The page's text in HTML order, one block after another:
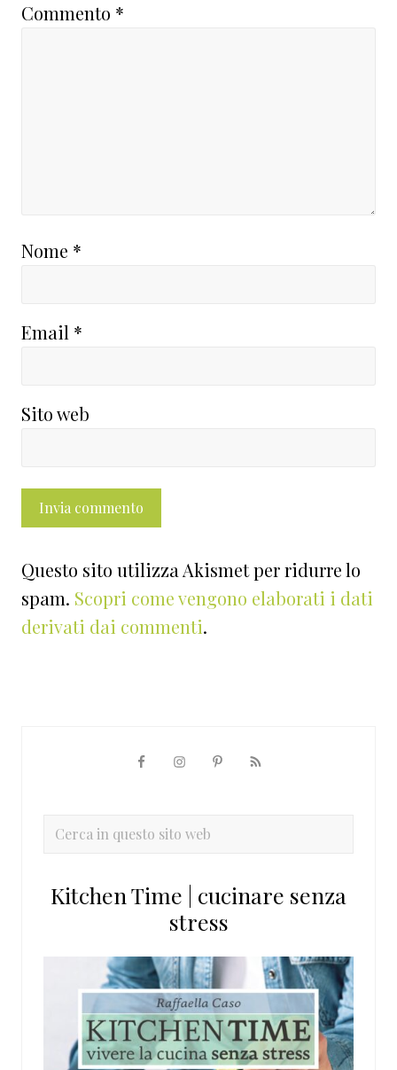
Commento *
Nome *
Email *
Sito web
Questo sito utilizza Akismet per ridurre lo
spam. Scopri come vengono elaborati i dati
derivati dai commenti.
primaria
Cerca
sito
Kitchen Time | cucinare senza
stress